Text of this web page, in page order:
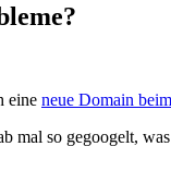
eine neue Domain
mal so gegoogelt,